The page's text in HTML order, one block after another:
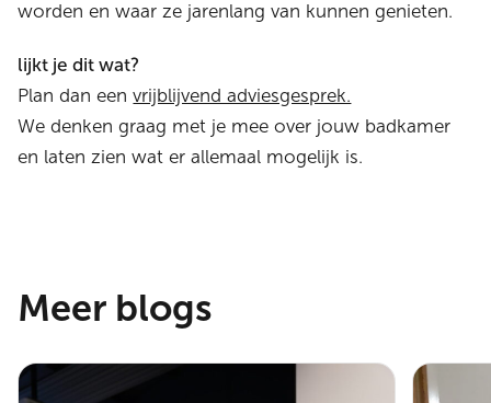
worden en waar ze jarenlang van kunnen genieten.
lijkt je dit wat?
Plan dan eenvrijblijvend adviesgesprek.
We denken graag met je mee over jouw badkamer
en laten zien wat er allemaal mogelijk is.
Meer blogs